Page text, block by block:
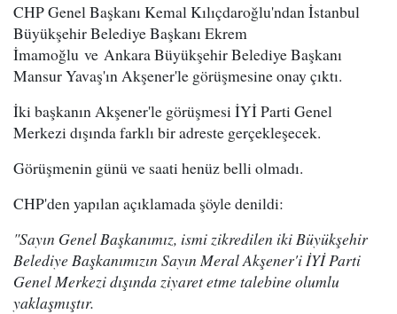
CHP Genel Başkanı Kemal Kılıçdaroğlu'ndan İstanbul
Büyükşehir Belediye Başkanı Ekrem
İmamoğlu ve Ankara Büyükşehir Belediye Başkanı
Mansur Yavaş'ın Akşener'le görüşmesine onay çıktı.
İki başkanın Akşener'le görüşmesi İYİ Parti Genel
Merkezi dışında farklı bir adreste gerçekleşecek.
Görüşmenin günü ve saati henüz belli olmadı.
CHP'den yapılan açıklamada şöyle denildi:
"Sayın Genel Başkanımız, ismi zikredilen iki Büyükşehir
Belediye Başkanımızın Sayın Meral Akşener'i İYİ Parti
Genel Merkezi dışında ziyaret etme talebine olumlu
yaklaşmıştır.